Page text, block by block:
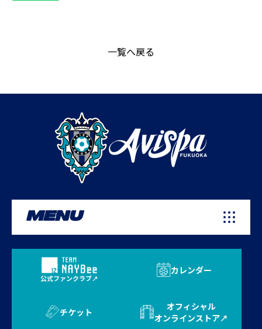
一覧へ戻る
MENU
公式ファンクラブ
カレンダー
チケット
オフィシャル
オンラインストア